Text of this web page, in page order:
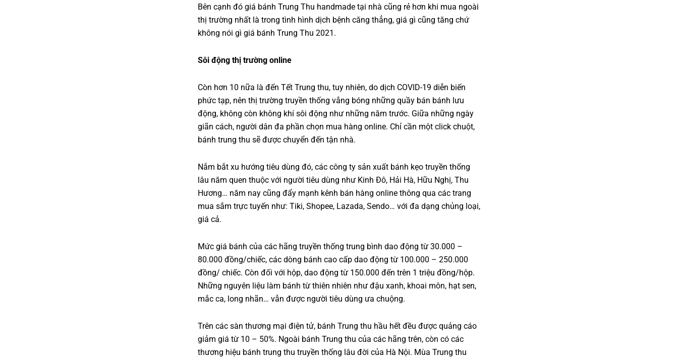
Bên cạnh đó giá bánh Trung Thu handmade tại nhà cũng rẻ hơn khi mua ngoài
thị trường nhất là trong tình hình dịch bệnh căng thẳng, giá gì cũng tăng chứ
không nói gì giá bánh Trung Thu 2021.
Sôi động thị trường online
Còn hơn 10 nữa là đến Tết Trung thu, tuy nhiên, do dịch COVID-19 diễn biến
phức tạp, nên thị trường truyền thống vắng bóng những quầy bán bánh lưu
động, không còn không khí sôi động như những năm trước. Giữa những ngày
giãn cách, người dân đa phần chọn mua hàng online. Chỉ cần một click chuột,
bánh trung thu sẽ được chuyển đến tận nhà.
Nắm bắt xu hướng tiêu dùng đó, các công ty sản xuất bánh kẹo truyền thống
lâu năm quen thuộc với người tiêu dùng như Kinh Đô, Hải Hà, Hữu Nghị, Thu
Hương… năm nay cũng đẩy mạnh kênh bán hàng online thông qua các trang
mua sắm trực tuyến như: Tiki, Shopee, Lazada, Sendo… với đa dạng chủng loại,
giá cả.
Mức giá bánh của các hãng truyền thống trung bình dao động từ 30.000 –
80.000 đồng/chiếc, các dòng bánh cao cấp dao động từ 100.000 – 250.000
đồng/ chiếc. Còn đối với hộp, dao động từ 150.000 đến trên 1 triệu đồng/hộp.
Những nguyên liệu làm bánh từ thiên nhiên như đậu xanh, khoai môn, hạt sen,
mắc ca, long nhãn… vẫn được người tiêu dùng ưa chuộng.
Trên các sàn thương mại điện tử, bánh Trung thu hầu hết đều được quảng cáo
giảm giá từ 10 – 50%. Ngoài bánh Trung thu của các hãng trên, còn có các
thương hiệu bánh trung thu truyền thống lâu đời của Hà Nội. Mùa Trung thu